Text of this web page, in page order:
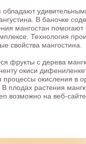
В баночке
мангостан помогают
Технология
свойства мангостина.
фрукты с дерева
окиси
процессы окисления в
плодах растения
возможно на веб-сайте